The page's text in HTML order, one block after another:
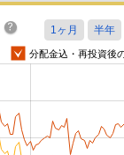
分配金込・再投資後